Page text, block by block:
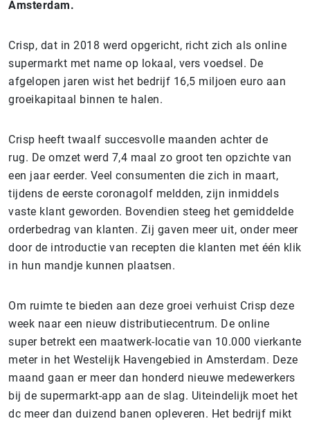
Amsterdam.
Crisp, dat in 2018 werd opgericht, richt zich als online
supermarkt met name op lokaal, vers voedsel. De
afgelopen jaren wist het bedrijf 16,5 miljoen euro aan
groeikapitaal binnen te halen.
Crisp heeft twaalf succesvolle maanden achter de
rug. De omzet werd 7,4 maal zo groot ten opzichte van
een jaar eerder. Veel consumenten die zich in maart,
tijdens de eerste coronagolf meldden, zijn inmiddels
vaste klant geworden. Bovendien steeg het gemiddelde
orderbedrag van klanten. Zij gaven meer uit, onder meer
door de introductie van recepten die klanten met één klik
in hun mandje kunnen plaatsen.
Om ruimte te bieden aan deze groei verhuist Crisp deze
week naar een nieuw distributiecentrum. De online
super betrekt een maatwerk-locatie van 10.000 vierkante
meter in het Westelijk Havengebied in Amsterdam. Deze
maand gaan er meer dan honderd nieuwe medewerkers
bij de supermarkt-app aan de slag. Uiteindelijk moet het
dc meer dan duizend banen opleveren. Het bedrijf mikt